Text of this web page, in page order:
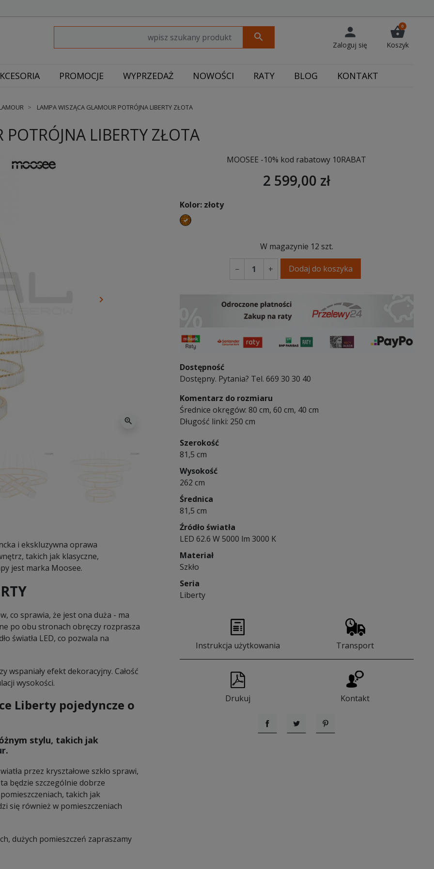
search person
Zaloguj się
shopping_basket
0
Koszyk
PROMOCJE WYPRZEDAŻ NOWOŚCI RATY BLOG KONTAKT
LAMPA WISZĄCA GLAMOUR POTRÓJNA LIBERTY ZŁOTA
LIBERTY ZŁOTA
Następny
keyboard_arrow_right
zoom_in
i ekskluzywna oprawa
takich jak klasyczne,
jest marka Moosee.
co sprawia, że jest ona duża - ma
po obu stronach obręczy rozprasza
światła LED, co pozwala na
wspaniały efekt dekoracyjny. Całość
wysokości.
Liberty pojedyncze o
stylu, takich jak
przez kryształowe szkło sprawi,
będzie szczególnie dobrze
takich jak
się również w pomieszczeniach
dużych pomieszczeń zapraszamy
MOOSEE -10% kod rabatowy 10RABAT
2 599,00 zł
Kolor: złoty
złoty
W magazynie 12 szt.
− + Dodaj do koszyka
Dostępność
Dostępny. Pytania? Tel. 669 30 30 40
Komentarz do rozmiaru
Średnice okręgów: 80 cm, 60 cm, 40 cm
Długość linki: 250 cm
Szerokość
81,5 cm
Wysokość
262 cm
Średnica
81,5 cm
Źródło światła
LED 62.6 W 5000 lm 3000 K
Materiał
Szkło
Seria
Liberty
Instrukcja użytkowania Transport
Drukuj Kontakt
UdostępnijTweetujPinterest